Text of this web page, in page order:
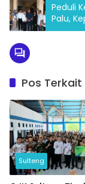
Peduli
Palu,
Pos Terkait
Sulteng